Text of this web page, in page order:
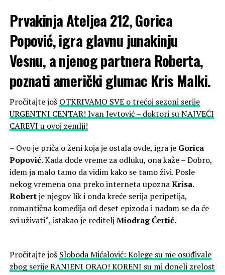
Prvakinja Ateljea 212, Gorica
Popović, igra glavnu junakinju
Vesnu, a njenog partnera Roberta,
poznati američki glumac Kris Malki.
Pročitajte još OTKRIVAMO SVE o trećoj sezoni serije
URGENTNI CENTAR! Ivan Jevtović – doktori su NAJVEĆI
CAREVI u ovoj zemlji!
– Ovo je priča o ženi koja je ostala ovde, igra je Gorica
Popović. Kada dođe vreme za odluku, ona kaže – Dobro,
idem ja malo tamo da vidim kako se tamo živi. Posle
nekog vremena ona preko interneta upoznaKrisa.
Robertje njegov lik i onda kreće serija peripetija,
romantična komedija od deset epizoda i nadam se da će
svi uživati“, istakao je reditelj Miodrag Ćertić.
Pročitajte još Sloboda Mićalović: Kolege su me osuđivale
zbog serije RANJENI ORAO! KORENI su mi doneli zrelost